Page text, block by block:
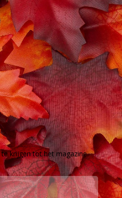
krijgen tot het magazine